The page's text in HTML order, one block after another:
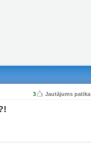
3 Jautājums patika